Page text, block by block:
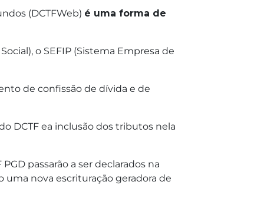
(DCTFWeb) é uma forma de
o SEFIP (Sistema Empresa de
de confissão de dívida e de
DCTF ea inclusão dos tributos nela
passarão a ser declarados na
uma nova escrituração geradora de